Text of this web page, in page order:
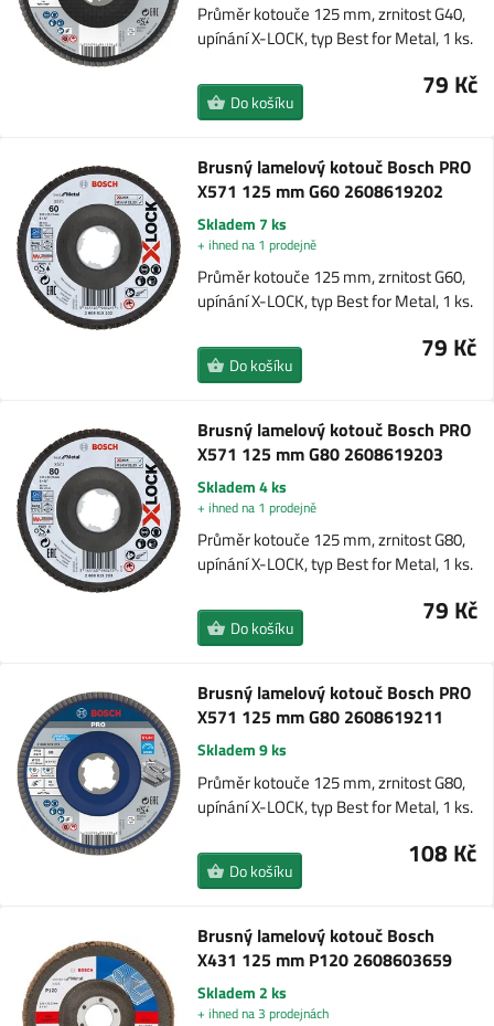
Průměr kotouče 125 mm, zrnitost G40,
upínání X-LOCK, typ Best for Metal, 1 ks.
79 Kč
Do košíku
Brusný lamelový kotouč Bosch PRO
X571 125 mm G60 2608619202
Skladem 7 ks
+ ihned na 1 prodejně
Průměr kotouče 125 mm, zrnitost G60,
upínání X-LOCK, typ Best for Metal, 1 ks.
79 Kč
Do košíku
Brusný lamelový kotouč Bosch PRO
X571 125 mm G80 2608619203
Skladem 4 ks
+ ihned na 1 prodejně
Průměr kotouče 125 mm, zrnitost G80,
upínání X-LOCK, typ Best for Metal, 1 ks.
79 Kč
Do košíku
Brusný lamelový kotouč Bosch PRO
X571 125 mm G80 2608619211
Skladem 9 ks
Průměr kotouče 125 mm, zrnitost G80,
upínání X-LOCK, typ Best for Metal, 1 ks.
108 Kč
Do košíku
Brusný lamelový kotouč Bosch
X431 125 mm P120 2608603659
Skladem 2 ks
+ ihned na 3 prodejnách